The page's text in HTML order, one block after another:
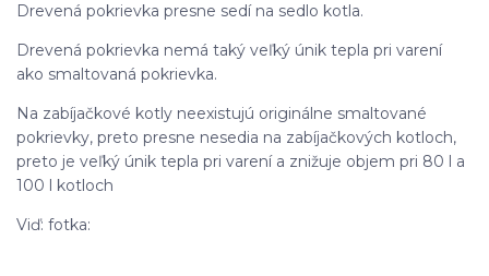
Drevená pokrievka presne sedí na sedlo kotla.
Drevená pokrievka nemá taký veľký únik tepla pri varení
ako smaltovaná pokrievka.
Na zabíjačkové kotly neexistujú originálne smaltované
pokrievky, preto presne nesedia na zabíjačkových kotloch,
preto je veľký únik tepla pri varení a znižuje objem pri 80 l a
100 l kotloch
Viď: fotka: